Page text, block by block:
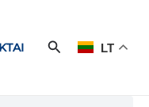
PaieškaLT